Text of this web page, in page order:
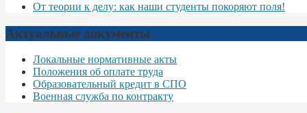
От теории к делу: как наши студенты покоряют поля!
Актуальные документы
Локальные нормативные акты
Положения об оплате труда
Образовательный кредит в СПО
Военная служба по контракту